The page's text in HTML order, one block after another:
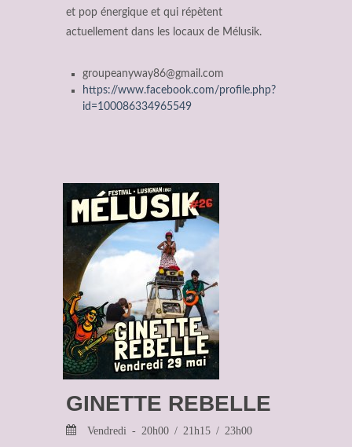
et pop énergique et qui répètent
actuellement dans les locaux de Mélusik.
groupeanyway86@gmail.com
https://www.facebook.com/profile.php?
id=100086334965549
GINETTE REBELLE
Vendredi - 20h00 / 21h15 / 23h00